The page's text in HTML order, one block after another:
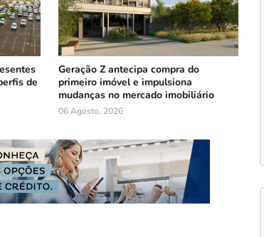
de
Geração Z antecipa compra do
primeiro imóvel e impulsiona
mudanças no mercado imobiliário
06 Agosto, 2026